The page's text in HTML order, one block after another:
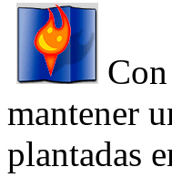
mantener
plantadas